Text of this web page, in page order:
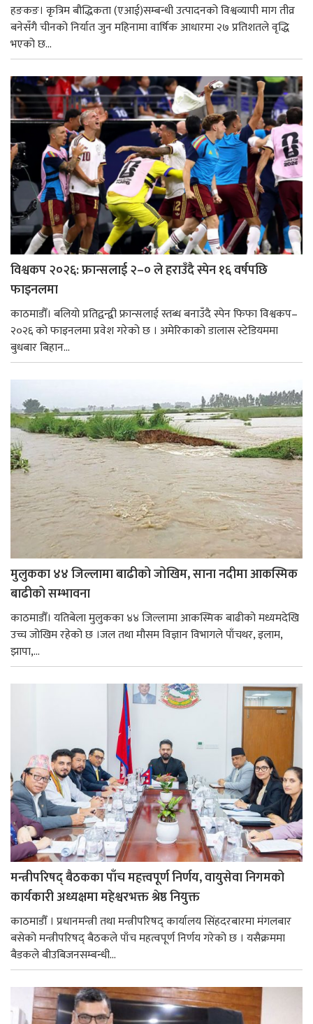
हङकङ। कृत्रिम बौद्धिकता (एआई)सम्बन्धी उत्पादनको विश्वव्यापी माग तीव्र
बनेसँगै चीनको निर्यात जुन महिनामा वार्षिक आधारमा २७ प्रतिशतले वृद्धि
भएको छ...
विश्वकप २०२६: फ्रान्सलाई २–० ले हराउँदै स्पेन १६ वर्षपछि
फाइनलमा
काठमाडौँ। बलियो प्रतिद्वन्द्वी फ्रान्सलाई स्तब्ध बनाउँदै स्पेन फिफा विश्वकप–
२०२६ को फाइनलमा प्रवेश गरेको छ । अमेरिकाको डालास स्टेडियममा
बुधबार बिहान...
मुलुकका ४४ जिल्लामा बाढीको जोखिम, साना नदीमा आकस्मिक
बाढीको सम्भावना
काठमाडौँ। यतिबेला मुलुकका ४४ जिल्लामा आकस्मिक बाढीको मध्यमदेखि
उच्च जोखिम रहेको छ ।जल तथा मौसम विज्ञान विभागले पाँचथर, इलाम,
झापा,...
मन्त्रीपरिषद् बैठकका पाँच महत्त्वपूर्ण निर्णय, वायुसेवा निगमको
कार्यकारी अध्यक्षमा महेश्वरभक्त श्रेष्ठ नियुक्त
काठमाडौँ । प्रधानमन्त्री तथा मन्त्रीपरिषद् कार्यालय सिंहदरबारमा मंगलबार
बसेको मन्त्रीपरिषद् बैठकले पाँच महत्वपूर्ण निर्णय गरेको छ । यसैक्रममा
बैडकले बीउबिजनसम्बन्धी...